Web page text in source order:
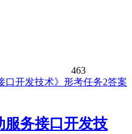
463
服务接口开发技